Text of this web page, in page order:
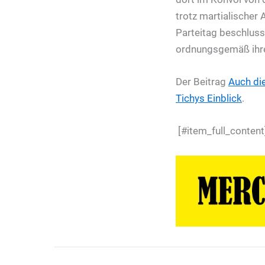
trotz martialischer
Parteitag
ordnungsgemäß
Der Beitrag Auch
Tichys Einblick.
[#item_full_content]